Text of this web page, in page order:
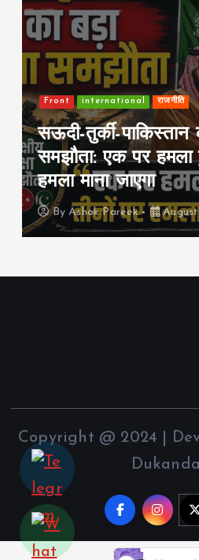
Front international राजनीति
सऊदी-तुर्की-पाकिस्तान
समझौता: एक पर हमला
हमला माना जाएगा
ByAshok Pareek
Copyright @ 2024 |